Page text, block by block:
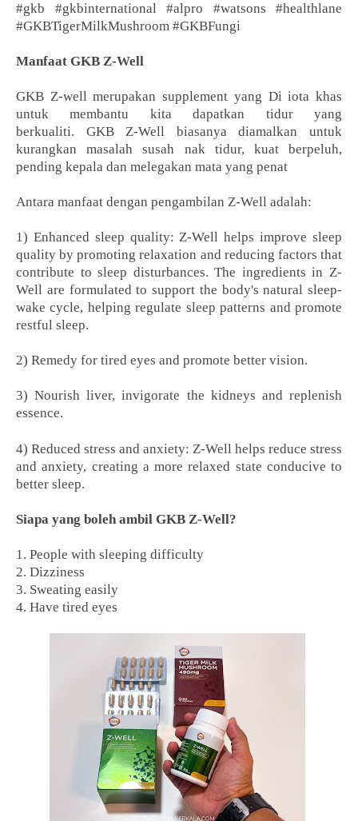
#gkb #gkbinternational #alpro #watsons #healthlane
#GKBTigerMilkMushroom #GKBFungi
Manfaat GKB Z-Well
GKB Z-well merupakan supplement yang Di iota khas
untuk membantu kita dapatkan tidur yang
berkualiti. GKB Z-Well biasanya diamalkan untuk
kurangkan masalah susah nak tidur, kuat berpeluh,
pending kepala dan melegakan mata yang penat
Antara manfaat dengan pengambilan Z-Well adalah:
1) Enhanced sleep quality: Z-Well helps improve sleep
quality by promoting relaxation and reducing factors that
contribute to sleep disturbances. The ingredients in Z-
Well are formulated to support the body's natural sleep-
wake cycle, helping regulate sleep patterns and promote
restful sleep.
2) Remedy for tired eyes and promote better vision.
3) Nourish liver, invigorate the kidneys and replenish
essence.
4) Reduced stress and anxiety: Z-Well helps reduce stress
and anxiety, creating a more relaxed state conducive to
better sleep.
Siapa yang boleh ambil GKB Z-Well?
1. People with sleeping difficulty
2. Dizziness
3. Sweating easily
4. Have tired eyes